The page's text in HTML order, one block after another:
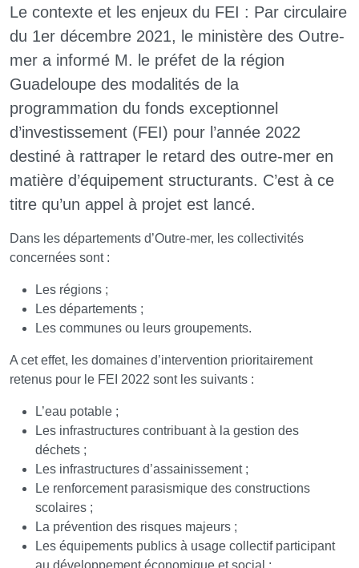
Le contexte et les enjeux du FEI : Par circulaire
du 1er décembre 2021, le ministère des Outre-
mer a informé M. le préfet de la région
Guadeloupe des modalités de la
programmation du fonds exceptionnel
d’investissement (FEI) pour l’année 2022
destiné à rattraper le retard des outre-mer en
matière d’équipement structurants. C’est à ce
titre qu’un appel à projet est lancé.
Dans les départements d’Outre-mer, les collectivités
concernées sont :
Les régions ;
Les départements ;
Les communes ou leurs groupements.
A cet effet, les domaines d’intervention prioritairement
retenus pour le FEI 2022 sont les suivants :
L’eau potable ;
Les infrastructures contribuant à la gestion des
déchets ;
Les infrastructures d’assainissement ;
Le renforcement parasismique des constructions
scolaires ;
La prévention des risques majeurs ;
Les équipements publics à usage collectif participant
au développement économique et social ;